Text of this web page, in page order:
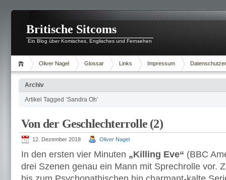
Britische Sitcoms
Ein Blog über Komisches, Englisches und Fernsehen
Oliver Nagel Glossar Links Impressum
Archiv
Artikel Tagged ‘Sandra Oh’
Von der Geschlechterrolle (2)
12. Dezember 2018 Oliver Nagel
In den ersten vier Minuten „Killing Eve“ (BBC
drei Szenen genau ein Mann mit Sprechrolle vor.